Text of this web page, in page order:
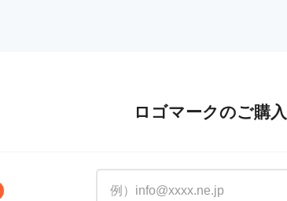
ロゴマークのご購入